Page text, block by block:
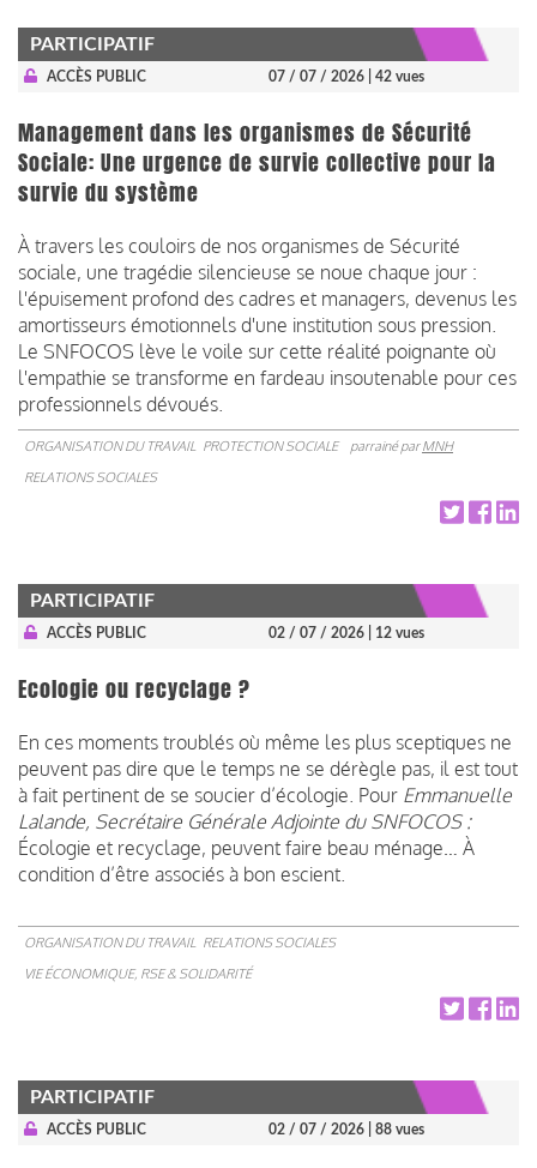
PARTICIPATIF
ACCÈS PUBLIC 07 / 07 / 2026 | 42 vues
Management dans les organismes de Sécurité
Sociale: Une urgence de survie collective pour la
survie du système
À travers les couloirs de nos organismes de Sécurité
sociale, une tragédie silencieuse se noue chaque jour :
l'épuisement profond des cadres et managers, devenus les
amortisseurs émotionnels d'une institution sous pression.
Le SNFOCOS lève le voile sur cette réalité poignante où
l'empathie se transforme en fardeau insoutenable pour ces
professionnels dévoués.
ORGANISATION DU TRAVAIL PROTECTION SOCIALE parrainé parMNH
RELATIONS SOCIALES
PARTICIPATIF
ACCÈS PUBLIC 02 / 07 / 2026 | 12 vues
Ecologie ou recyclage ?
En ces moments troublés où même les plus sceptiques ne
peuvent pas dire que le temps ne se dérègle pas, il est tout
à fait pertinent de se soucier d’écologie. Pour Emmanuelle
Lalande, Secrétaire Générale Adjointe du SNFOCOS :
Écologie et recyclage, peuvent faire beau ménage… À
condition d’être associés à bon escient.
ORGANISATION DU TRAVAIL RELATIONS SOCIALES
VIE ÉCONOMIQUE, RSE & SOLIDARITÉ
PARTICIPATIF
ACCÈS PUBLIC 02 / 07 / 2026 | 88 vues